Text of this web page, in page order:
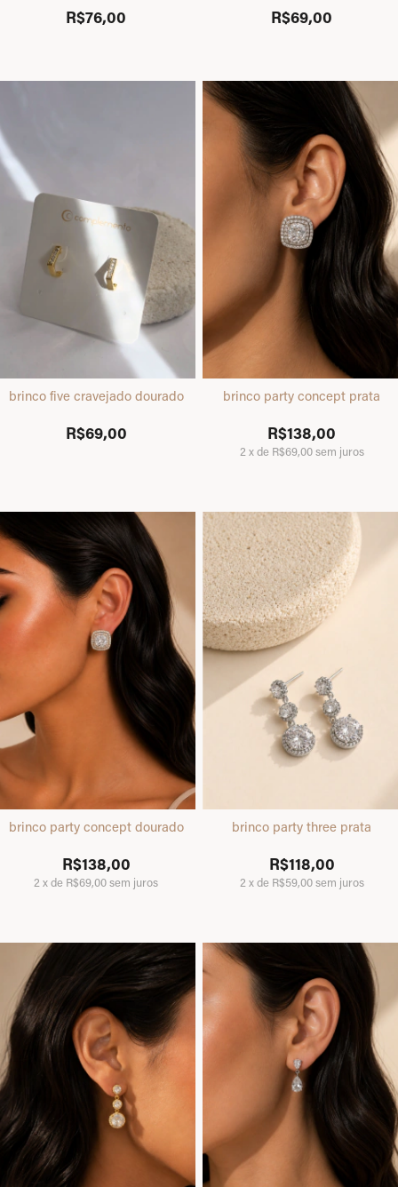
R$76,00 R$69,00
brinco five cravejado dourado
R$69,00
brinco party concept prata
R$138,00
2 xde R$69,00sem juros
brinco party concept dourado
R$138,00
2 xde R$69,00sem juros
brinco party three prata
R$118,00
2 xde R$59,00sem juros